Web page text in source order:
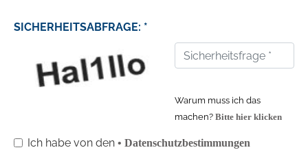
SICHERHEITSABFRAGE: *
Warum muss ich das
machen? Bitte hier klicken
Ich habe von den • Datenschutzbestimmungen